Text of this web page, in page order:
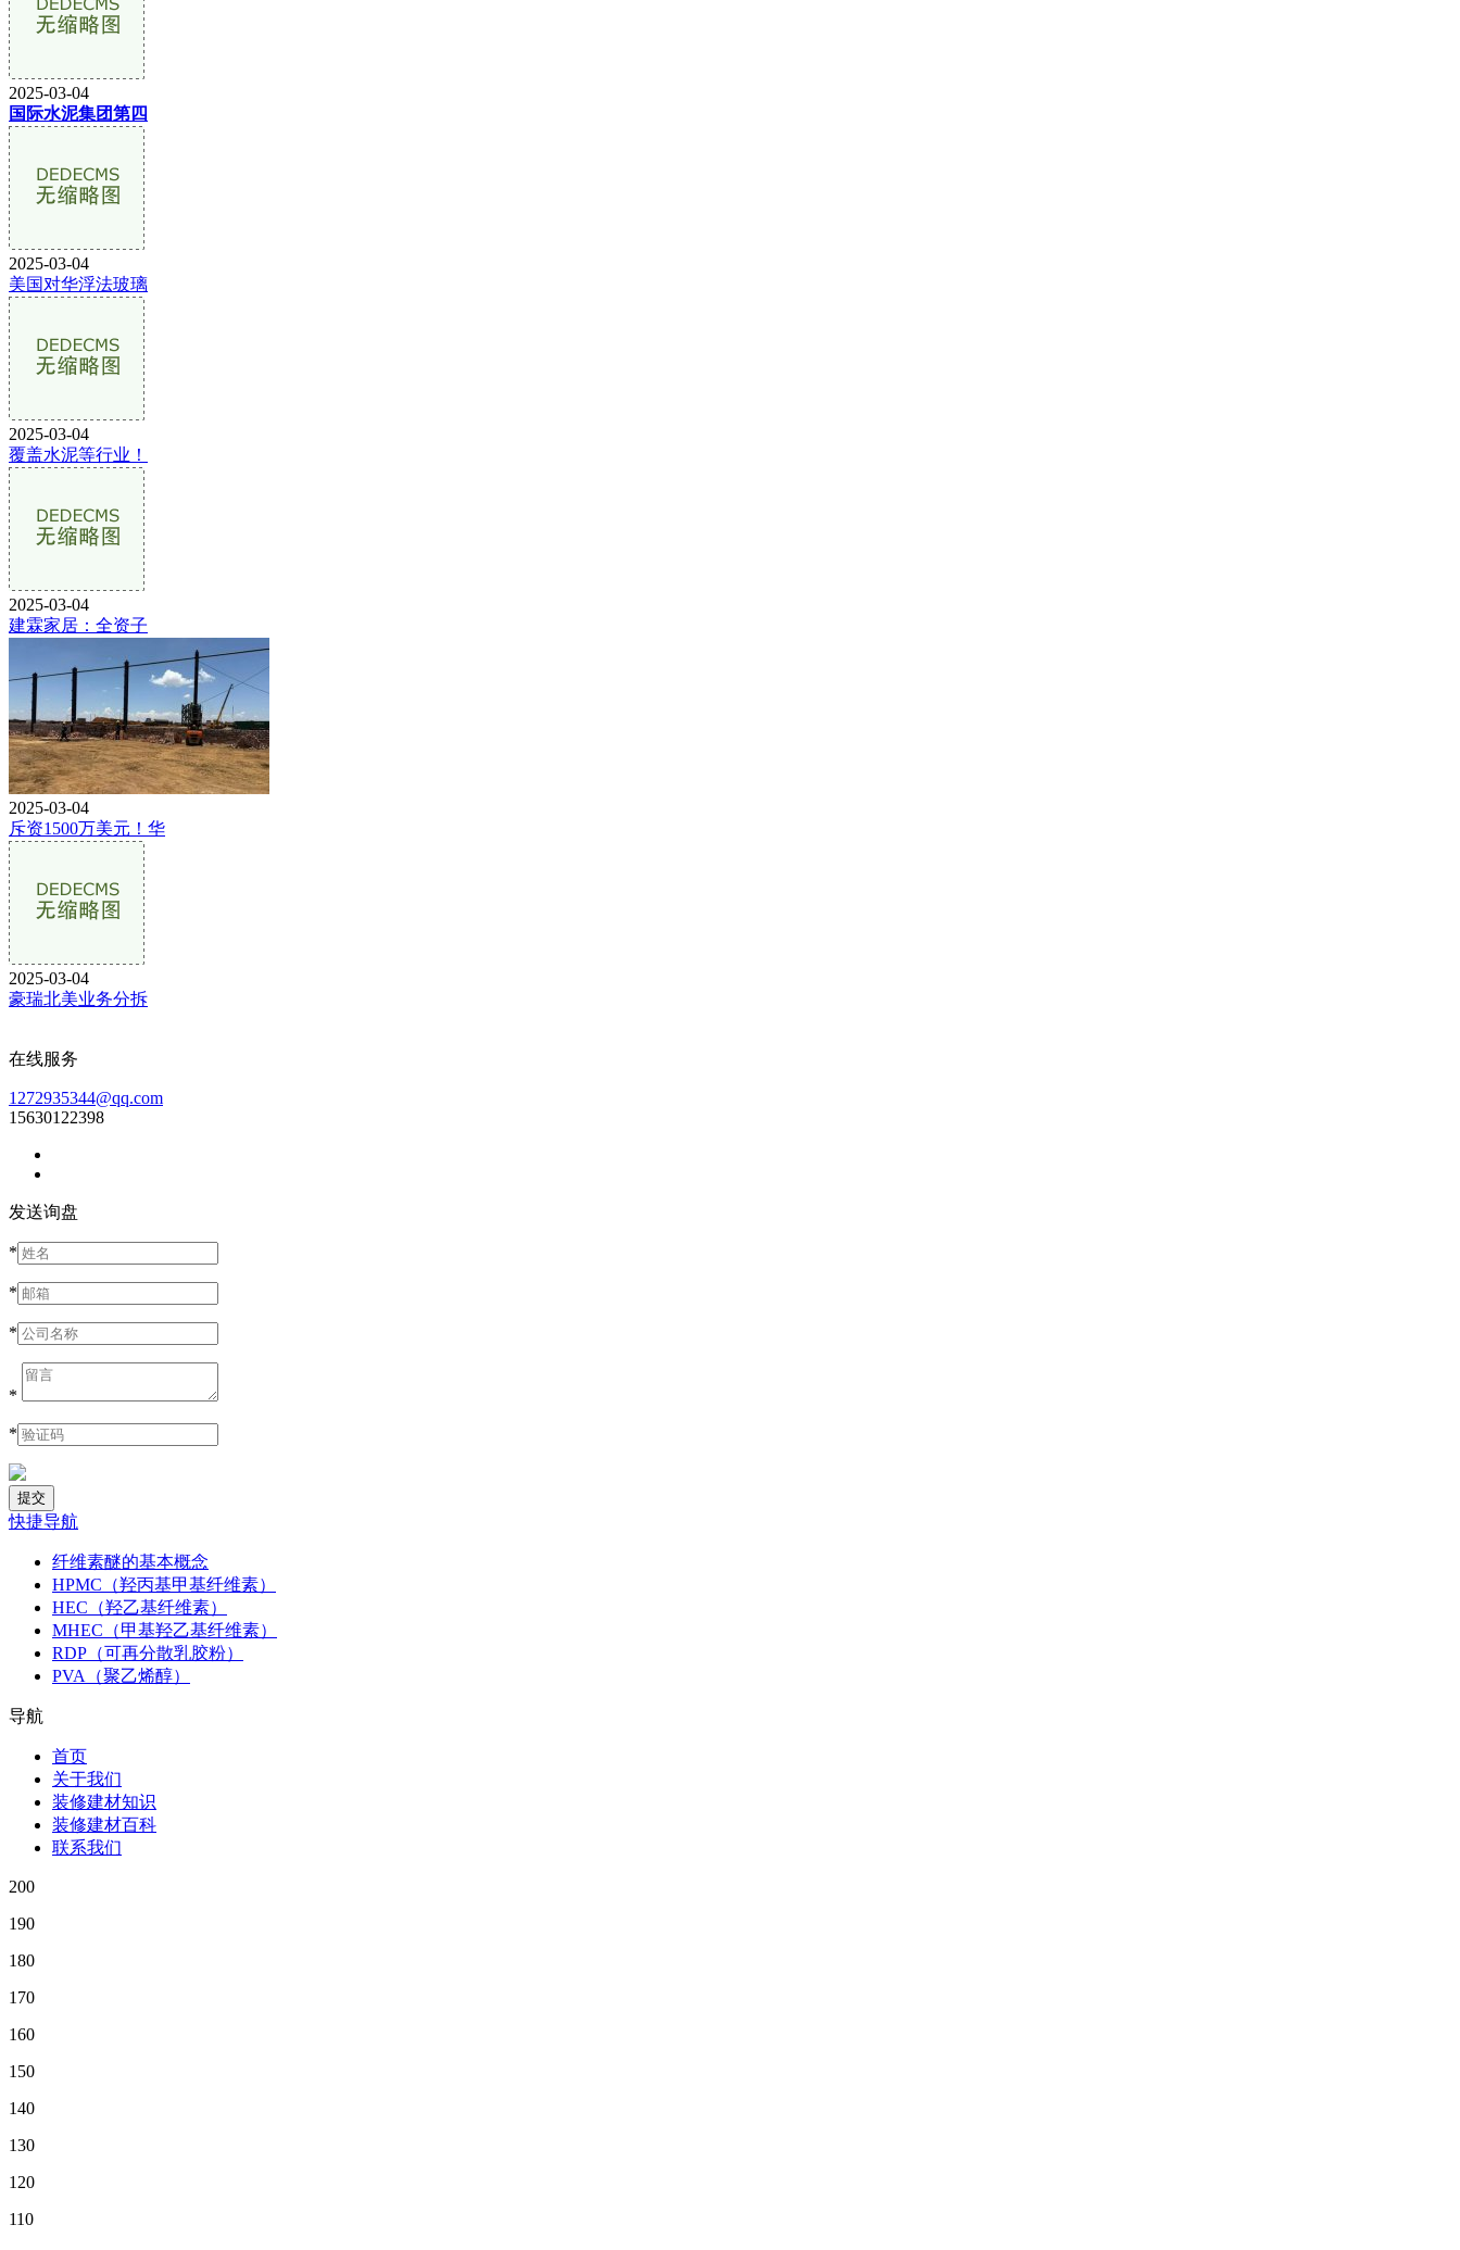
2025-03-04
国际水泥集团第四
2025-03-04
美国对华浮法玻璃
2025-03-04
覆盖水泥等行业！
2025-03-04
建霖家居：全资子
2025-03-04
斥资1500万美元！华
2025-03-04
豪瑞北美业务分拆
在线服务
1272935344@qq.com
15630122398
发送询盘
*
*
*
*
*
快捷导航
纤维素醚的基本概念
HPMC（羟丙基甲基纤维素）
HEC（羟乙基纤维素）
MHEC（甲基羟乙基纤维素）
RDP（可再分散乳胶粉）
PVA（聚乙烯醇）
导航
首页
关于我们
装修建材知识
装修建材百科
联系我们
200
190
180
170
160
150
140
130
120
110